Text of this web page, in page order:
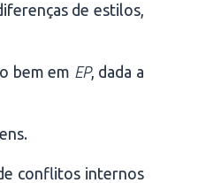
de estilos,
bem em EP, dada a
conflitos internos